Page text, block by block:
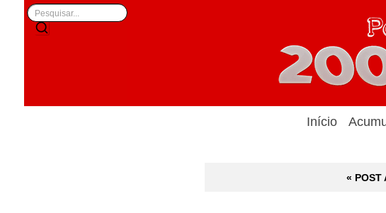
Início
« POST